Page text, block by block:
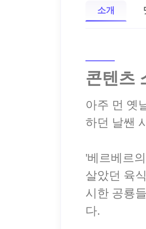
소개
콘텐츠
아주 먼 옛
하던 날쌘
'베르베르
살았던 육
시한 공룡
다.